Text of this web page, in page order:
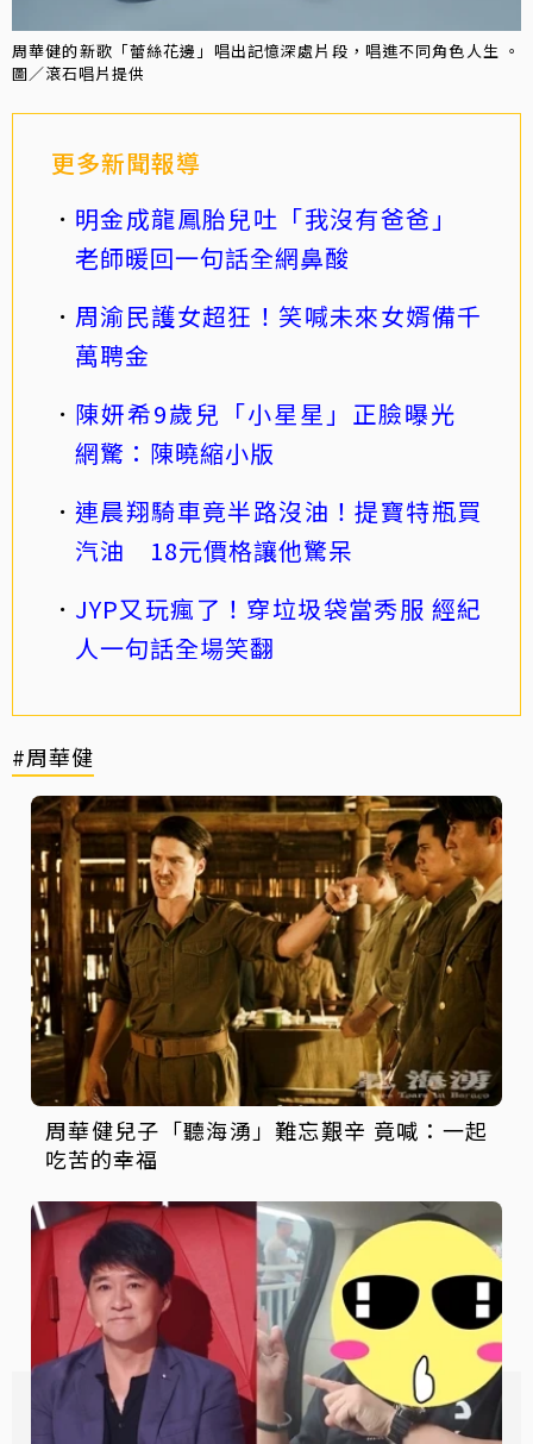
周華健的新歌「蕾絲花邊」唱出記憶深處片段，唱進不同角色人生 。
圖／滾石唱片提供
更多新聞報導
明金成龍鳳胎兒吐「我沒有爸爸」
老師暖回一句話全網鼻酸
周渝民護女超狂！笑喊未來女婿備千
萬聘金
陳妍希9歲兒「小星星」正臉曝光
網驚：陳曉縮小版
連晨翔騎車竟半路沒油！提寶特瓶買
汽油 18元價格讓他驚呆
JYP又玩瘋了！穿垃圾袋當秀服 經紀
人一句話全場笑翻
#周華健
周華健兒子「聽海湧」難忘艱辛 竟喊：一起
吃苦的幸福